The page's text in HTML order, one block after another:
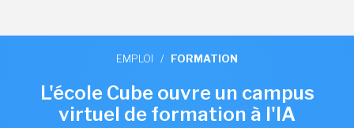
EMPLOI / FORMATION
L'école Cube ouvre un campus
virtuel de formation à l'IA